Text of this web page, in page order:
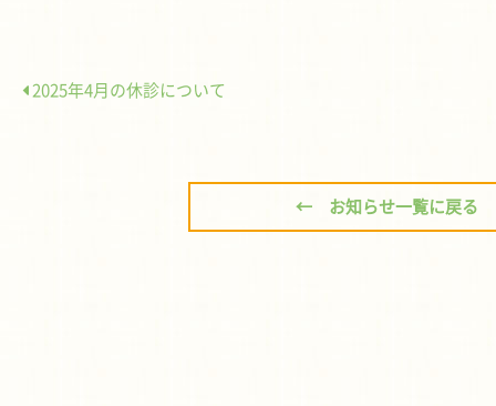
2025年4月の休診について
← お知らせ一覧に戻る